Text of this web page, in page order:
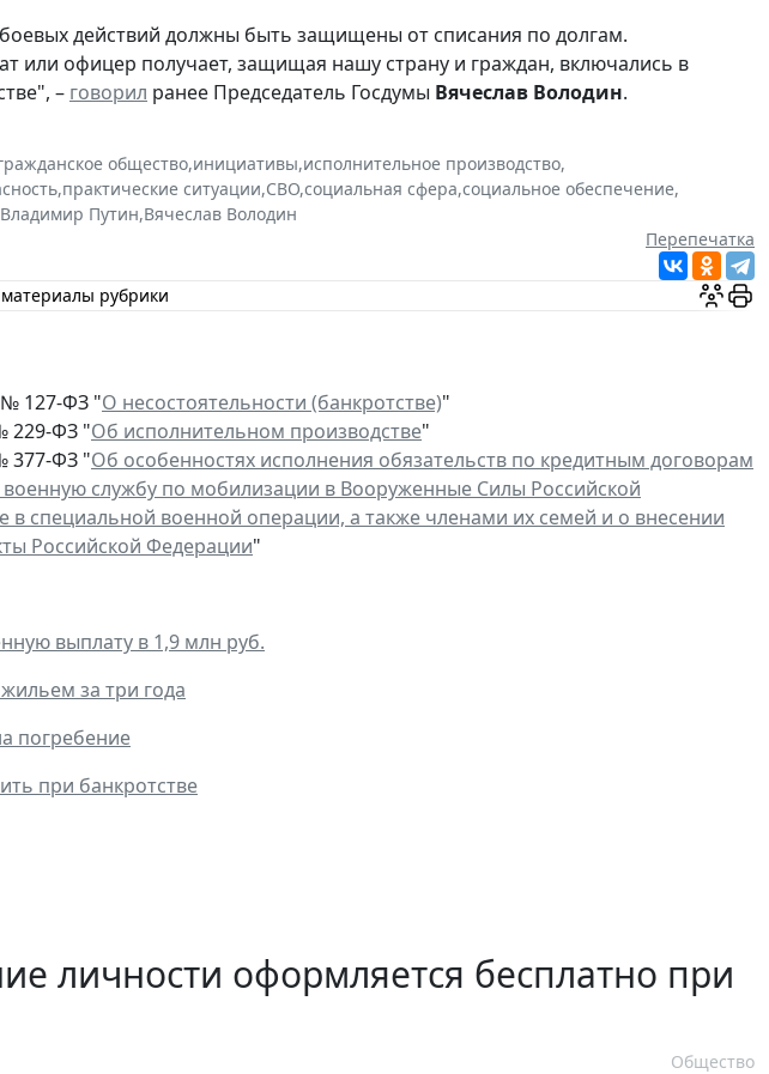
действий должны быть защищены от списания по долгам.
или офицер получает, защищая нашу страну и граждан, включались в
– говорил ранее Председатель Госдумы Вячеслав Володин.
общество,инициативы,исполнительное производство,
,практические ситуации,СВО,социальная сфера,социальное обеспечение,
Владимир Путин,Вячеслав Володин
Перепечатка
рубрики
№ 127-ФЗ "О несостоятельности (банкротстве)"
229-ФЗ "Об исполнительном производстве"
377-ФЗ "Об особенностях исполнения обязательств по кредитным договорам
службу по мобилизации в Вооруженные Силы Российской
специальной военной операции, а также членами их семей и о внесении
Российской Федерации"
выплату в 1,9 млн руб.
за три года
погребение
при банкротстве
личности оформляется бесплатно при
Общество